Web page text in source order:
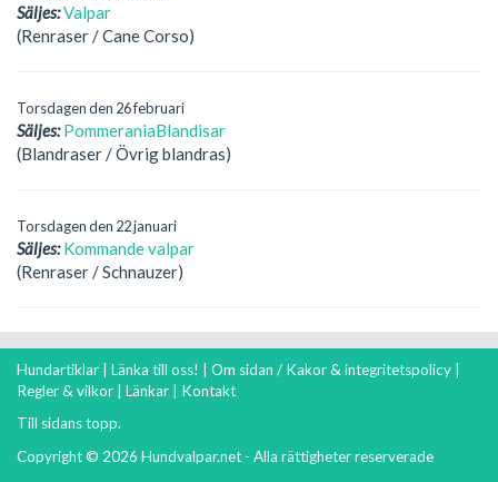
Säljes:Valpar
(Renraser / Cane Corso)
Torsdagen den 26 februari
Säljes: PommeraniaBlandisar
(Blandraser / Övrig blandras)
Torsdagen den 22 januari
Säljes: Kommande valpar
(Renraser / Schnauzer)
Hundartiklar | Länka till oss! | Om sidan / Kakor & integritetspolicy |
Regler & vilkor | Länkar | Kontakt
Till sidans topp.
Copyright © 2026 Hundvalpar.net - Alla rättigheter reserverade